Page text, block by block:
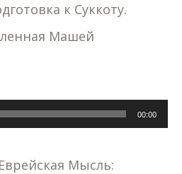
к Суккоту.
Машей
00:00
Мысль: